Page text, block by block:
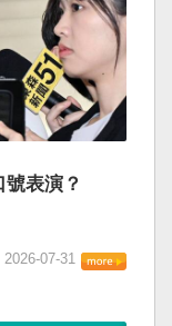
號表演？
2026-07-31